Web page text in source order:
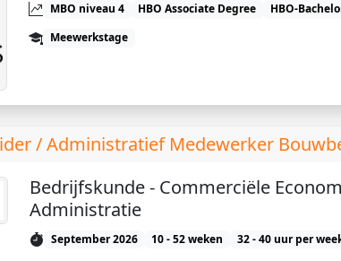
MBO niveau 4
HBO Associate Degree HBO-
Meewerkstage
/ Administratief Medewerker
Bedrijfskunde - Commerciële
Administratie
September 2026 10 - 52 weken
32 - 40 uur per